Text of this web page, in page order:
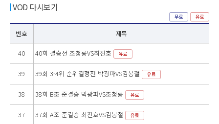
VOD 다시보기
번호 제목
40 40회 결승전 조청룡VS최진호 유료
39 39회 3-4위 순위결정전 박광파VS김봉철 유료
38 38회 B조 준결승 박광파VS조청룡 유료
37 37회 A조 준결승 최진호VS김봉철 유료
무료 유료